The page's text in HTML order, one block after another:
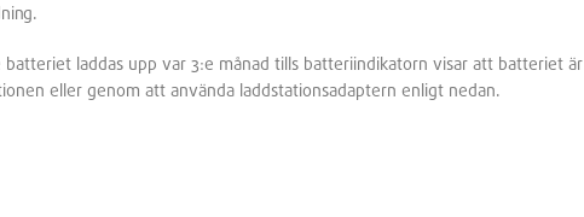
batteriet laddas upp var 3:e månad tills batteriindikatorn visar att batteriet är
eller genom att använda laddstationsadaptern enligt nedan.